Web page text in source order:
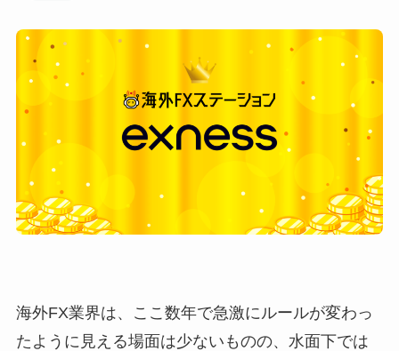
海外FX業界は、ここ数年で急激にルールが変わっ
たように見える場面は少ないものの、水面下では